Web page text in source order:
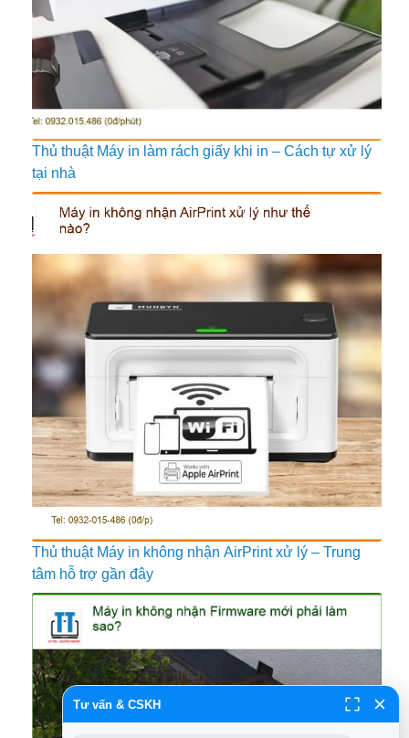
Thủ thuật Máy in làm rách giấy khi in – Cách tự xử lý
tại nhà
Thủ thuật Máy in không nhận AirPrint xử lý – Trung
tâm hỗ trợ gần đây
Tư vấn & CSKH